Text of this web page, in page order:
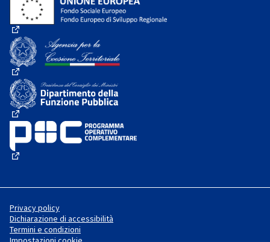
(Collegamento esterno)
(Collegamento esterno)
(Collegamento esterno)
Privacy policy
Dichiarazione di accessibilità
Termini e condizioni